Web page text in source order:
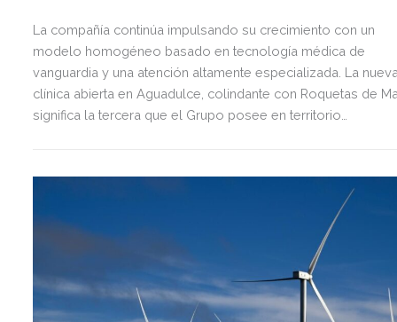
La compañía continúa impulsando su crecimiento con un
modelo homogéneo basado en tecnología médica de
vanguardia y una atención altamente especializada. La
clínica abierta en Aguadulce, colindante con Roquetas de
significa la tercera que el Grupo posee en territorio